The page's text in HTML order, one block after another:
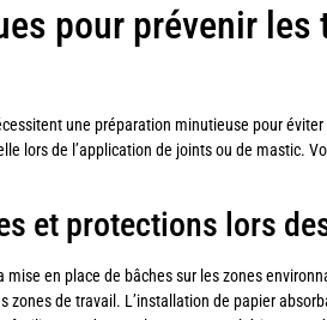
pour prévenir les
une préparation minutieuse pour
lors de l’application de joints ou de mastic.
et protections lors
en place de bâches sur les zones
zones de travail. L’installation de papier